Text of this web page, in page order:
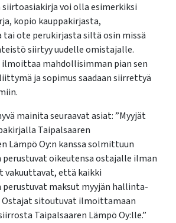
voi olla esimerkiksi
kopio kauppakirjasta,
ote perukirjasta siltä osin missä
siirtyy uudelle omistajalle.
mahdollisimman pian sen
ja sopimus saadaan siirrettyä
mainita seuraavat asiat: ”Myyjät
Taipalsaaren
Lämpö Oy:n kanssa solmittuun
perustuvat oikeutensa ostajalle ilman
vakuuttavat, että kaikki
perustuvat maksut myyjän hallinta-
sitoutuvat ilmoittamaan
Taipalsaaren Lämpö Oy:lle.”